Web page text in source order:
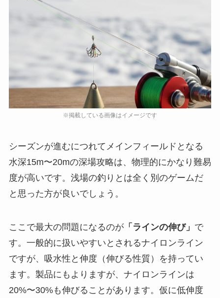
シーズンが進むにつれてメインフィールドとなる
水深15m〜20mの深場攻略は、物理的にかなり難易
度が高いです。浅場の釣りとは全く別のゲームだ
と思った方が良いでしょう。
ここで最大の問題になるのが「ラインの伸び」 で
す。一般的に扱いやすいとされるナイロンライン
ですが、吸水性と伸度（伸びる性質）を持ってい
ます。製品にもよりますが、ナイロンラインは
20%〜30%も伸びることがあります。仮に低伸度